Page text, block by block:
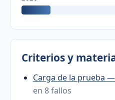
Criterios y
Carga de la prueba
en 8 fallos